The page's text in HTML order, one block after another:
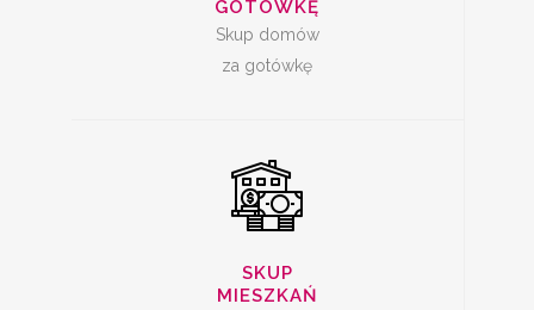
GOTÓWKĘ
Skup domów
za gotówkę
SKUP
MIESZKAŃ